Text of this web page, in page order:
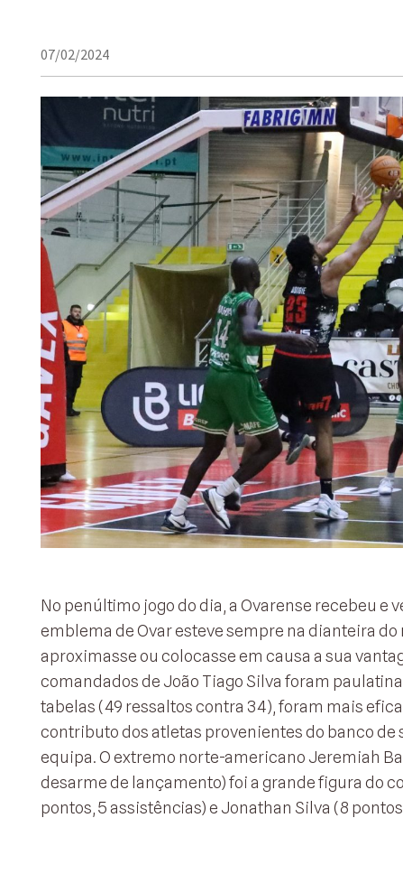
07/02/2024
No penúltimo jogo do dia, a Ovarense recebeu e
emblema de Ovar esteve sempre na dianteira
aproximasse ou colocasse em causa a sua
comandados de João Tiago Silva foram
tabelas (49 ressaltos contra 34), foram mais
contributo dos atletas provenientes do banco
equipa. O extremo norte-americano Jeremiah
desarme de lançamento) foi a grande figura do
pontos, 5 assistências) e Jonathan Silva (8